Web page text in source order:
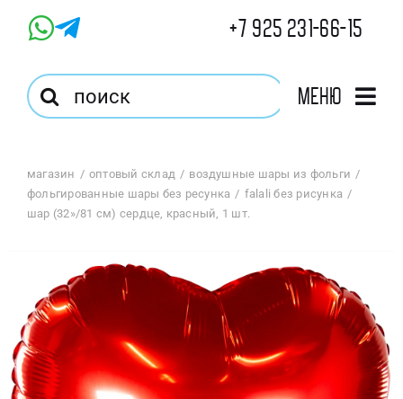
+7 925 231-66-15
Результат
поиска:
Меню
Магазин
Оптовый Магазин
Корзина
Избранное
магазин оптовый склад
воздушные шары из фольги
фольгированные шары без ресунка
falali без рисунка
шар (32»/81 см) сердце, красный, 1 шт.